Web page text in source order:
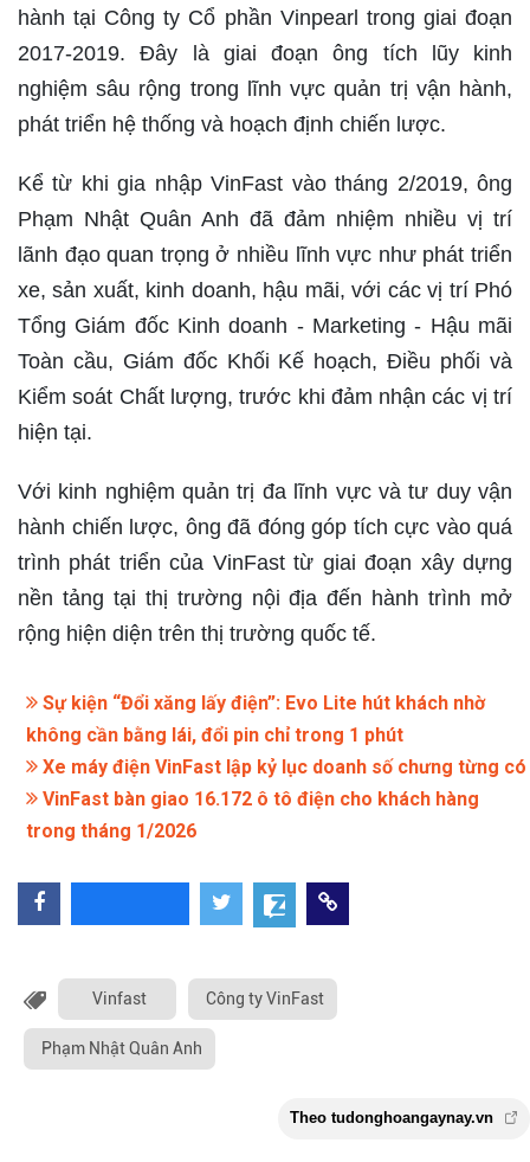
hành tại Công ty Cổ phần Vinpearl trong giai đoạn
2017-2019. Đây là giai đoạn ông tích lũy kinh
nghiệm sâu rộng trong lĩnh vực quản trị vận hành,
phát triển hệ thống và hoạch định chiến lược.
Kể từ khi gia nhập VinFast vào tháng 2/2019, ông
Phạm Nhật Quân Anh đã đảm nhiệm nhiều vị trí
lãnh đạo quan trọng ở nhiều lĩnh vực như phát triển
xe, sản xuất, kinh doanh, hậu mãi, với các vị trí Phó
Tổng Giám đốc Kinh doanh - Marketing - Hậu mãi
Toàn cầu, Giám đốc Khối Kế hoạch, Điều phối và
Kiểm soát Chất lượng, trước khi đảm nhận các vị trí
hiện tại.
Với kinh nghiệm quản trị đa lĩnh vực và tư duy vận
hành chiến lược, ông đã đóng góp tích cực vào quá
trình phát triển của VinFast từ giai đoạn xây dựng
nền tảng tại thị trường nội địa đến hành trình mở
rộng hiện diện trên thị trường quốc tế.
Sự kiện “Đổi xăng lấy điện”: Evo Lite hút khách nhờ
không cần bằng lái, đổi pin chỉ trong 1 phút
Xe máy điện VinFast lập kỷ lục doanh số chưng từng có
VinFast bàn giao 16.172 ô tô điện cho khách hàng
trong tháng 1/2026
Vinfast Công ty VinFast
Phạm Nhật Quân Anh